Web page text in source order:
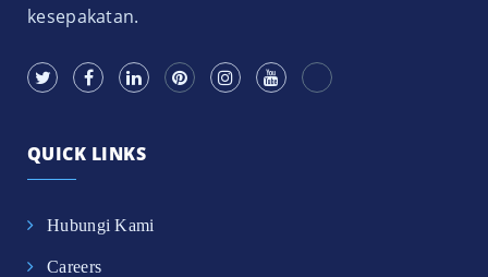
kesepakatan.
QUICK LINKS
Hubungi Kami
Careers